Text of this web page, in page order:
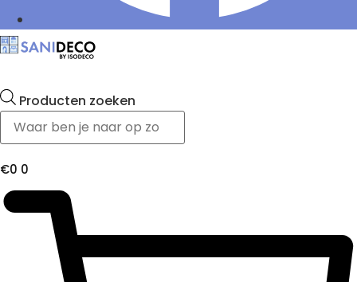
Producten zoeken
€0 0